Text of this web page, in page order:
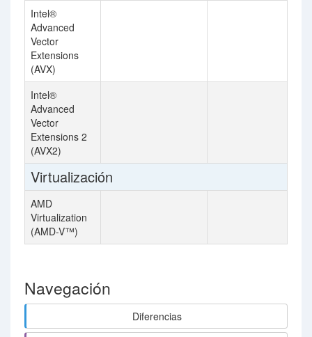
Intel®
Advanced
Vector
Extensions
(AVX)
Intel®
Advanced
Vector
Extensions 2
(AVX2)
Virtualización
AMD
Virtualization
(AMD-V™)
Navegación
Diferencias